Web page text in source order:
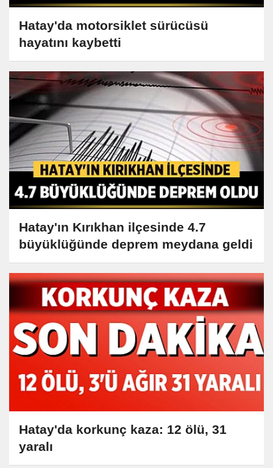
Hatay'da motorsiklet sürücüsü
hayatını kaybetti
Hatay'ın Kırıkhan ilçesinde 4.7
büyüklüğünde deprem meydana geldi
Hatay'da korkunç kaza: 12 ölü, 31
yaralı